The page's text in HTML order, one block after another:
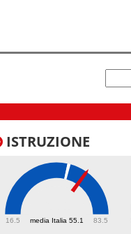
ISTRUZIONE
media Italia 55.1
16.5 83.5